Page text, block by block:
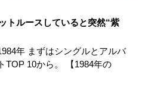
トルースしていると突然“紫
年 まずはシングルとアルバ
TOP 10から。 【1984年の